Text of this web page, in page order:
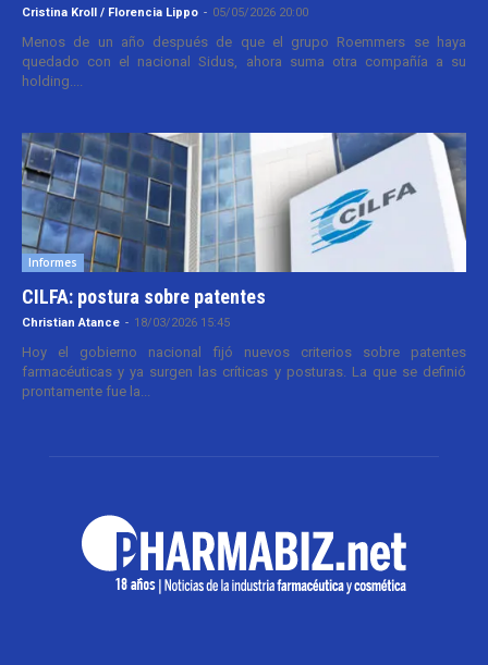
Cristina Kroll / Florencia Lippo - 05/05/2026 20:00
Menos de un año después de que el grupo Roemmers se haya
quedado con el nacional Sidus, ahora suma otra compañía a su
holding....
Informes
CILFA: postura sobre patentes
Christian Atance - 18/03/2026 15:45
Hoy el gobierno nacional fijó nuevos criterios sobre patentes
farmacéuticas y ya surgen las críticas y posturas. La que se definió
prontamente fue la...